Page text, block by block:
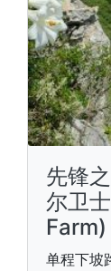
先锋
尔卫
Farm)
单程下坡